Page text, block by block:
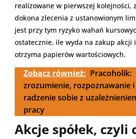
realizowane w pierwszej kolejności,
dokona zlecenia z ustanowionym
jest przy tym ryzyko wahań
ostatecznie, ile wyda na zakup akcji
otrzyma papierów wartościowych.
Zobacz również: Pracoholik:
zrozumienie, rozpoznawanie i
radzenie sobie z
pracy
Akcje spółek, czyli